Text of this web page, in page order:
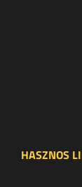
HASZNOS